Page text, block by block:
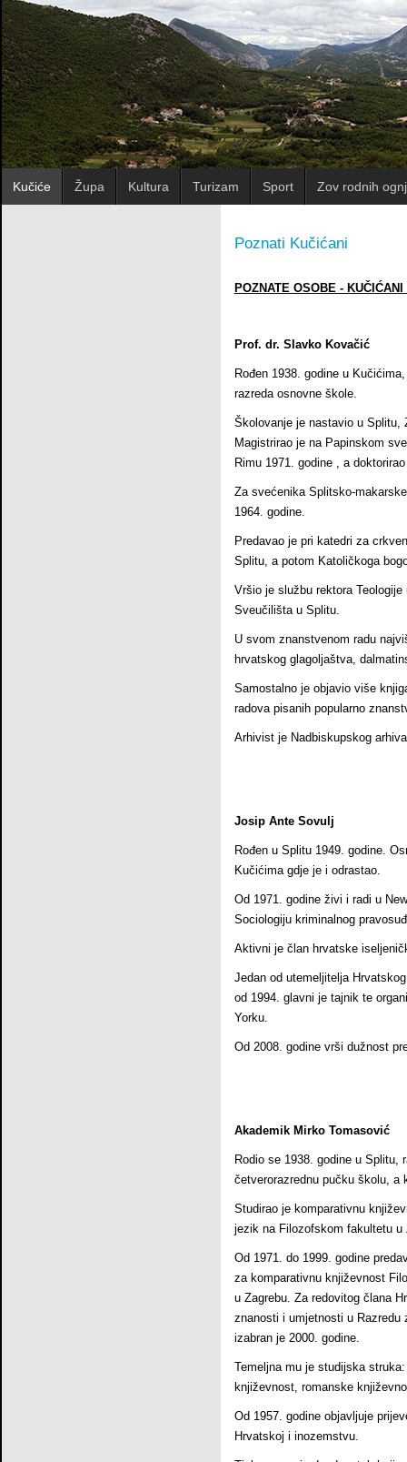
Kučiće Župa Kultura Turizam Sport Zov rodnih
Poznati Kučićani
POZNATE OSOBE -
Prof. dr. Slavko Kovačić
Rođen 1938. godine u
razreda osnovne škole.
Školovanje je nastavio u Splitu,
Magistrirao je na Papinskom
Rimu 1971. godine , a
Za svećenika Splitsko-
1964. godine.
Predavao je pri katedri za
Splitu, a potom Katoličkoga
Vršio je službu rektora
Sveučilišta u Splitu.
U svom znanstvenom radu
hrvatskog glagoljaštva,
Samostalno je objavio više
radova pisanih popularno
Arhivist je Nadbiskupskog
Josip Ante Sovulj
Rođen u Splitu 1949. godine.
Kučićima gdje je i odrastao.
Od 1971. godine živi i radi u
Sociologiju kriminalnog
Aktivni je član hrvatske
Jedan od utemeljitelja
od 1994. glavni je tajnik te
Yorku.
Od 2008. godine vrši dužnost
Akademik Mirko Tomasović
Rodio se 1938. godine u
četverorazrednu pučku školu, a
Studirao je komparativnu
jezik na Filozofskom fakultetu u
Od 1971. do 1999. godine
za komparativnu književnost
u Zagrebu. Za redovitog člana
znanosti i umjetnosti u Razredu
izabran je 2000. godine.
Temeljna mu je studijska
književnost, romanske
Od 1957. godine objavljuje
Hrvatskoj i inozemstvu.